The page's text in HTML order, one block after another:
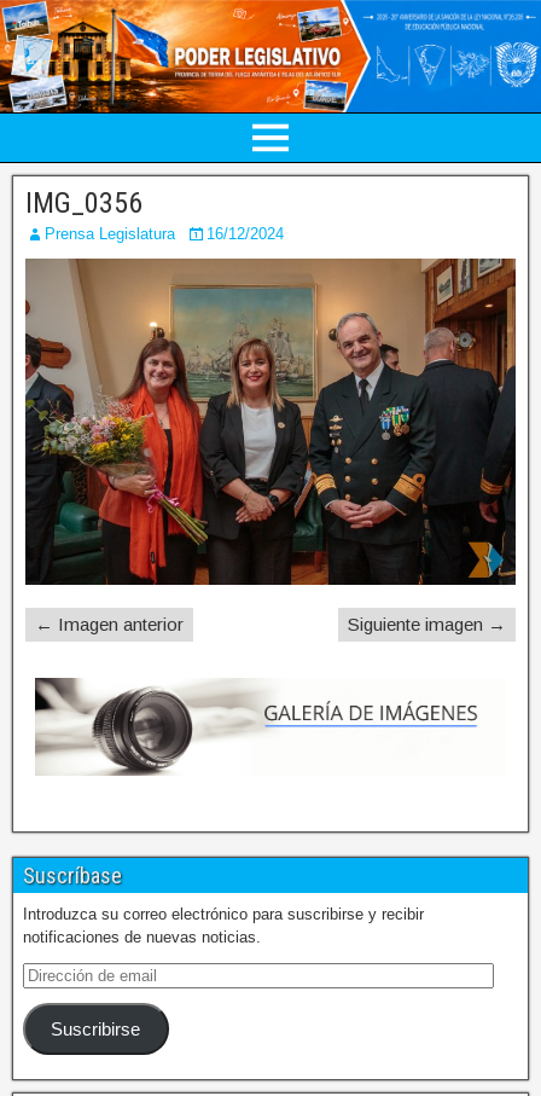
IMG_0356
Prensa Legislatura 16/12/2024
← Imagen anterior Siguiente imagen →
Suscríbase
Introduzca su correo electrónico para suscribirse y recibir
notificaciones de nuevas noticias.
Suscribirse